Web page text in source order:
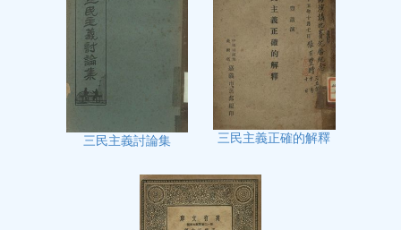
三民主義討論集 三民主義正確的解釋